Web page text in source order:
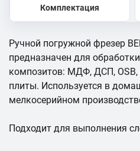
Комплектация
Ручной погружной фрезер
предназначен для
композитов: МДФ, ДСП,
плиты. Используется в
мелкосерийном
Подходит для выполнения